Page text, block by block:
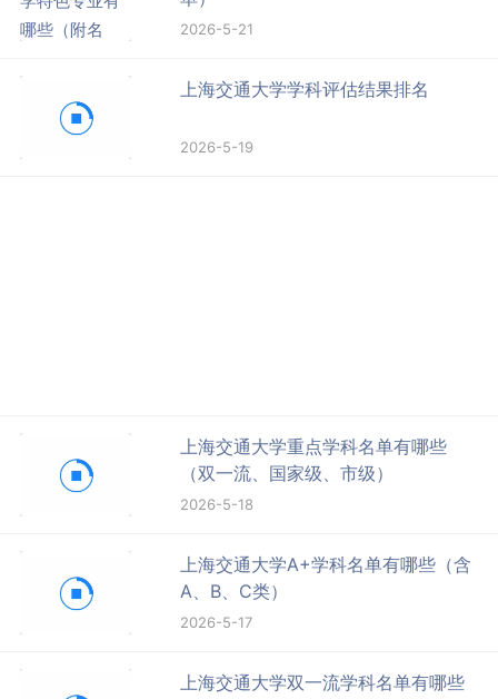
2026-5-21
上海交通大学学科评估结果排名
2026-5-19
上海交通大学重点学科名单有哪些
（双一流、国家级、市级）
2026-5-18
上海交通大学A+学科名单有哪些（含
A、B、C类）
2026-5-17
上海交通大学双一流学科名单有哪些